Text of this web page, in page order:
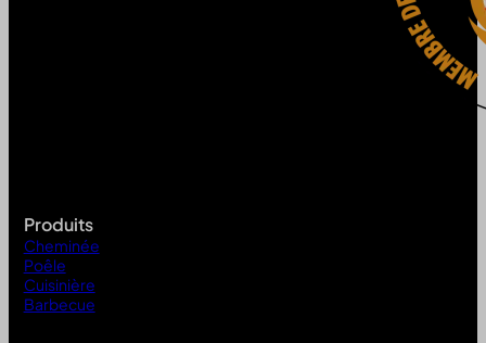
Produits
Cheminée
Poêle
Cuisinière
Barbecue